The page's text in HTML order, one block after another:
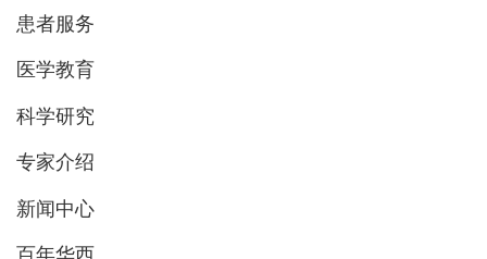
患者服务
医学教育
科学研究
专家介绍
新闻中心